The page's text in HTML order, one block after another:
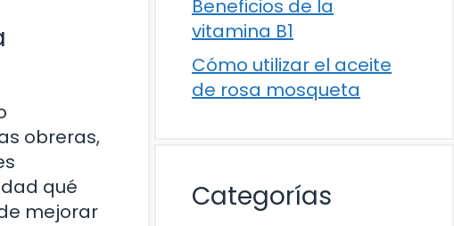
obreras,
qué
mejorar
Beneficios de la
vitamina B1
Cómo utilizar el aceite
de rosa mosqueta
Categorías